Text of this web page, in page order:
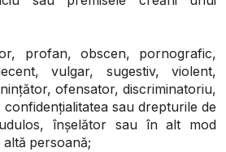
profan, obscen, pornografic,
vulgar, sugestiv, violent,
ofensator, discriminatoriu,
sau drepturile de
înșelător sau în alt mod
persoană;